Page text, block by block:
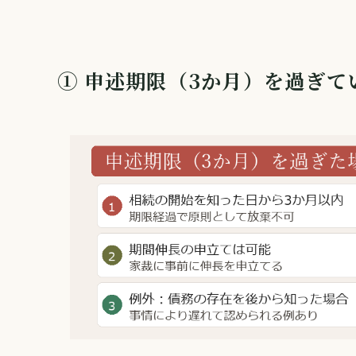
① 申述期限（3か月）を過ぎて